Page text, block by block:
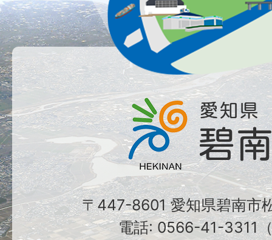
〒447-8601 愛知県碧南市
電話: 0566-41-3311